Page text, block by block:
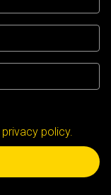
privacy policy.